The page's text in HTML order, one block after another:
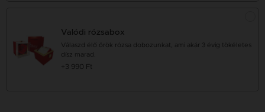
Valódi rózsabox
Válaszd élő örök rózsa dobozunkat, ami akár 3 évig tökéletes
dísz marad.
+3 990 Ft